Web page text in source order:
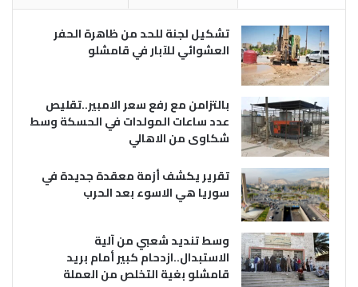
تشكيل لجنة للحد من ظاهرة الحفر
العشوائي للآبار في قامشلو
بالتزامن مع رفع سعر الامبير..تقليص
عدد ساعات المولدات في الحسكة وسط
شكاوى من الاهالي
تقرير يكشف أزمة معقدة جديدة في
سوريا هي الاسوء بعد الحرب
وسط تنديد شعبي من آلية
الاستبدال..ازدحام كبير أمام بريد
قامشلو بغية التخلص من العملة